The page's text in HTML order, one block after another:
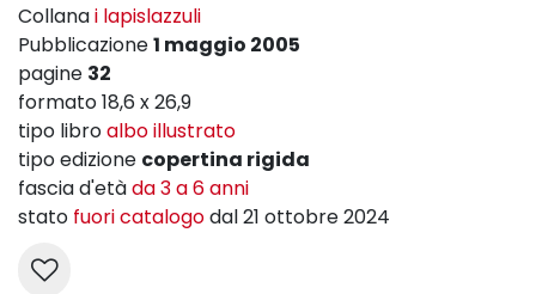
Collanai lapislazzuli
Pubblicazione1 maggio 2005
pagine 32
formato 18,6 x 26,9
tipo libroalbo illustrato
tipo edizione copertina rigida
fascia d'etàda 3 a 6 anni
stato fuori catalogodal 21 ottobre 2024